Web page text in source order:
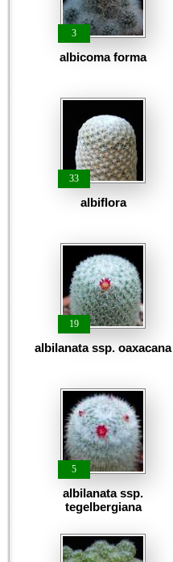
3
albicoma forma
33
albiflora
19
albilanata ssp. oaxacana
5
albilanata ssp.
tegelbergiana